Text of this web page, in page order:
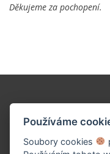
Děkujeme za pochopení.
Používáme
Soubory cookies